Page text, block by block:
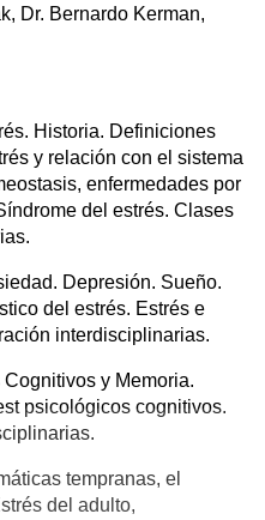
Dr. Bernardo Kerman,
Historia. Definiciones
y relación con el sistema
enfermedades por
del estrés. Clases
Depresión. Sueño.
del estrés. Estrés e
interdisciplinarias.
Cognitivos y Memoria.
psicológicos cognitivos.
tempranas, el
del adulto,